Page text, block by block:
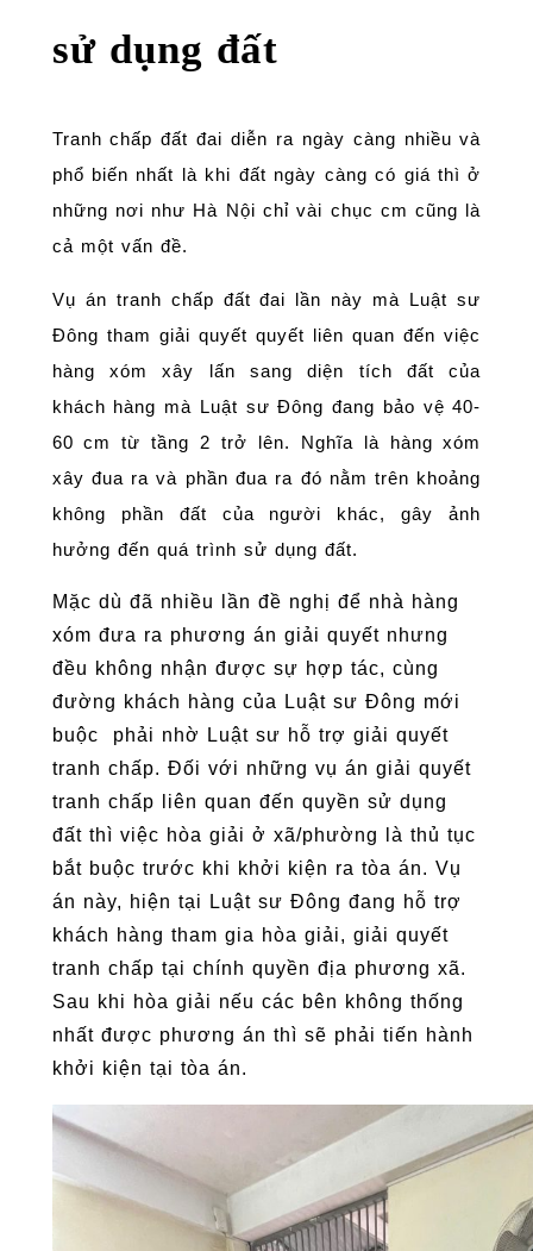
sử dụng đất
Tranh chấp đất đai diễn ra ngày càng nhiều và
phổ biến nhất là khi đất ngày càng có giá thì ở
những nơi như Hà Nội chỉ vài chục cm cũng là
cả một vấn đề.
Vụ án tranh chấp đất đai lần này mà Luật sư
Đông tham giải quyết quyết liên quan đến việc
hàng xóm xây lấn sang diện tích đất của
khách hàng mà Luật sư Đông đang bảo vệ 40-
60 cm từ tầng 2 trở lên. Nghĩa là hàng xóm
xây đua ra và phần đua ra đó nằm trên khoảng
không phần đất của người khác, gây ảnh
hưởng đến quá trình sử dụng đất.
Mặc dù đã nhiều lần đề nghị để nhà hàng
xóm đưa ra phương án giải quyết nhưng
đều không nhận được sự hợp tác, cùng
đường khách hàng của Luật sư Đông mới
buộc phải nhờ Luật sư hỗ trợ giải quyết
tranh chấp. Đối với những vụ án giải quyết
tranh chấp liên quan đến quyền sử dụng
đất thì việc hòa giải ở xã/phường là thủ tục
bắt buộc trước khi khởi kiện ra tòa án. Vụ
án này, hiện tại Luật sư Đông đang hỗ trợ
khách hàng tham gia hòa giải, giải quyết
tranh chấp tại chính quyền địa phương xã.
Sau khi hòa giải nếu các bên không thống
nhất được phương án thì sẽ phải tiến hành
khởi kiện tại tòa án.